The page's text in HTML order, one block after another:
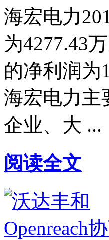
海宏电力
为4277.43
的净利润为
海宏电力主
企业、大 ...
阅读全文